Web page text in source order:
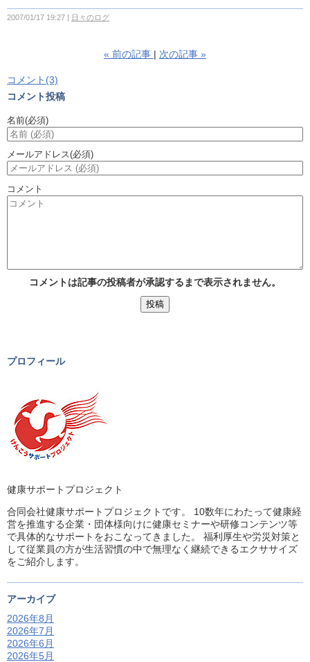
2007/01/17 19:27 日々のログ
« 前の記事 次の記事 »
コメント(3)
コメント投稿
名前(必須)
メールアドレス(必須)
コメント
コメントは記事の投稿者が承認するまで表示されません。
プロフィール
健康サポートプロジェクト
合同会社健康サポートプロジェクトです。 10数年にわたって健康経
営を推進する企業・団体様向けに健康セミナーや研修コンテンツ等
で具体的なサポートをおこなってきました。 福利厚生や労災対策と
して従業員の方が生活習慣の中で無理なく継続できるエクササイズ
をご紹介します。
アーカイブ
2026年8月
2026年7月
2026年6月
2026年5月